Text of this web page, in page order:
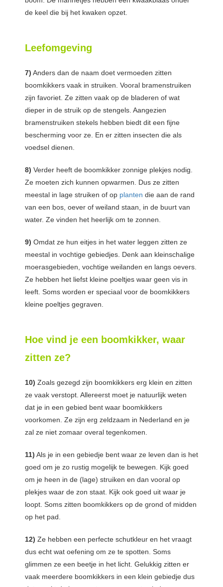
de keel die bij het kwaken opzet.
Leefomgeving
7) Anders dan de naam doet vermoeden zitten
boomkikkers vaak in struiken. Vooral bramenstruiken
zijn favoriet. Ze zitten vaak op de bladeren of wat
dieper in de struik op de stengels. Aangezien
bramenstruiken stekels hebben biedt dit een fijne
bescherming voor ze. En er zitten insecten die als
voedsel dienen.
8) Verder heeft de boomkikker zonnige plekjes nodig.
Ze moeten zich kunnen opwarmen. Dus ze zitten
meestal in lage struiken of op planten die aan de rand
van een bos, oever of weiland staan, in de buurt van
water. Ze vinden het heerlijk om te zonnen.
9) Omdat ze hun eitjes in het water leggen zitten ze
meestal in vochtige gebiedjes. Denk aan kleinschalige
moerasgebieden, vochtige weilanden en langs oevers.
Ze hebben het liefst kleine poeltjes waar geen vis in
leeft. Soms worden er speciaal voor de boomkikkers
kleine poeltjes gegraven.
Hoe vind je een boomkikker, waar
zitten ze?
10) Zoals gezegd zijn boomkikkers erg klein en zitten
ze vaak verstopt. Allereerst moet je natuurlijk weten
dat je in een gebied bent waar boomkikkers
voorkomen. Ze zijn erg zeldzaam in Nederland en je
zal ze niet zomaar overal tegenkomen.
11) Als je in een gebiedje bent waar ze leven dan is het
goed om je zo rustig mogelijk te bewegen. Kijk goed
om je heen in de (lage) struiken en dan vooral op
plekjes waar de zon staat. Kijk ook goed uit waar je
loopt. Soms zitten boomkikkers op de grond of midden
op het pad.
12) Ze hebben een perfecte schutkleur en het vraagt
dus echt wat oefening om ze te spotten. Soms
glimmen ze een beetje in het licht. Gelukkig zitten er
vaak meerdere boomkikkers in een klein gebiedje dus